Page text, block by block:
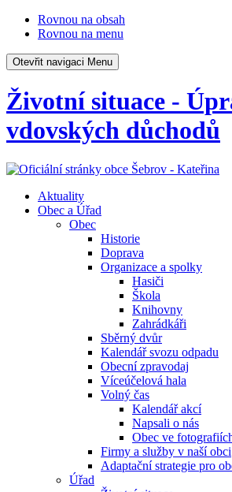
Rovnou na obsah
Rovnou na menu
Otevřit navigaci Menu
Životní situace -
vdovských důchodů
Aktuality
Obec a Úřad
Obec
Historie
Doprava
Organizace a spolky
Hasiči
Škola
Knihovny
Zahrádkáři
Sběrný dvůr
Kalendář svozu odpadu
Obecní zpravodaj
Víceúčelová hala
Volný čas
Kalendář akcí
Napsali o nás
Obec ve
Firmy a služby v naší obci
Adaptační strategie pro
Úřad